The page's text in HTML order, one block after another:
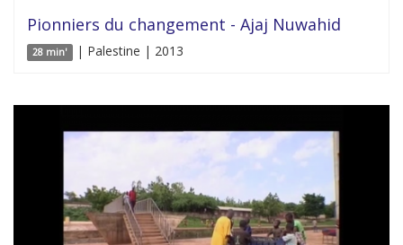
Pionniers du changement - Ajaj Nuwahid
28 min' | Palestine | 2013